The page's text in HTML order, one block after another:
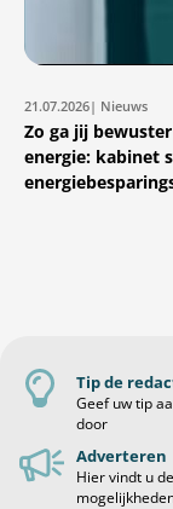
21.07.2026| Nieuws
Zo ga jij
energie: kabinet
Tip de
Geef uw tip
door
Adverteren
Hier vindt u de